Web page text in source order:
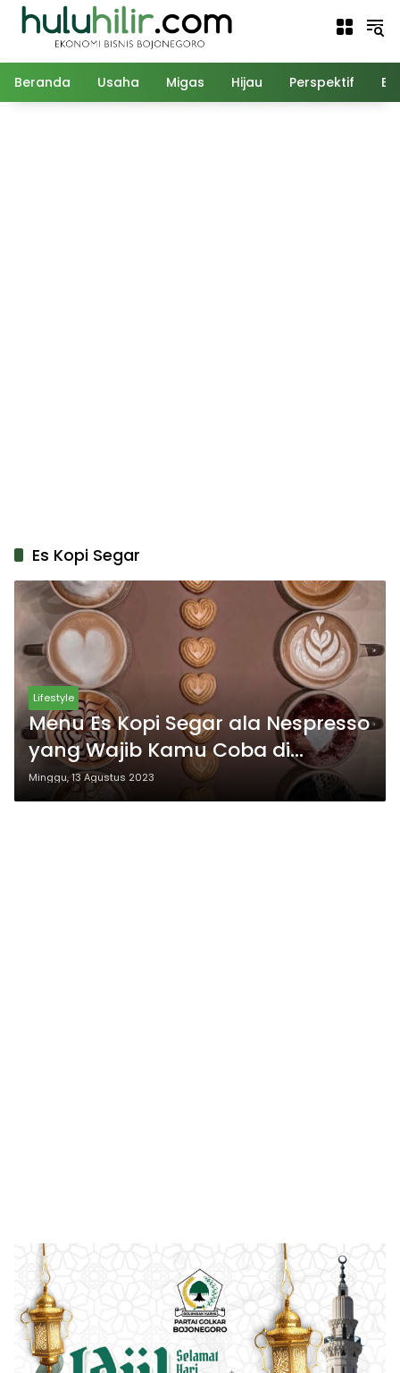
Langsung
Beranda Usaha Migas Hijau Perspektif
Es Kopi Segar
Lifestyle
Menu Es Kopi Segar ala Nespresso
yang Wajib Kamu Coba di
Rumah! Bikin Sendiri dan Nikmati
Kesegarannya di Musim Panas
Minggu, 13 Agustus 2023